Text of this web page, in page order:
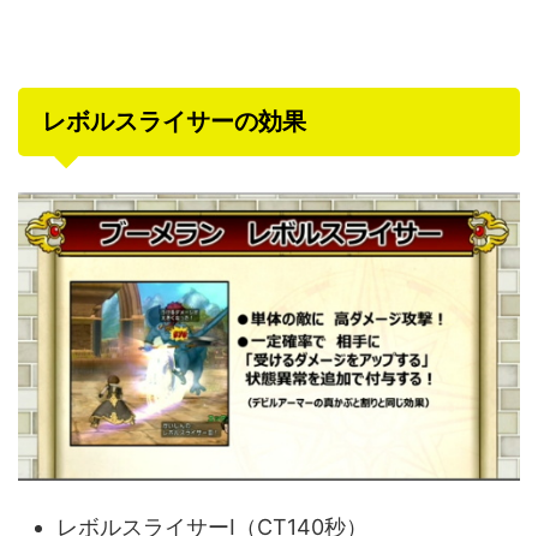
レボルスライサーの効果
レボルスライサーⅠ（CT140秒）